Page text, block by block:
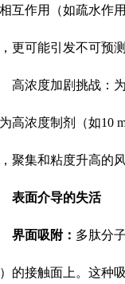
互作用（如疏水作
更可能引发不可预
高浓度加剧挑战：
高浓度制剂（如10
聚集和粘度升高的
表面介导的失活
界面吸附： 多肽分
的接触面上。这种